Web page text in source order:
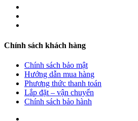
Chính sách khách hàng
Chính sách bảo mật
Hướng dẫn mua hàng
Phương thức thanh toán
Lắp đặt – vận chuyển
Chính sách bảo hành